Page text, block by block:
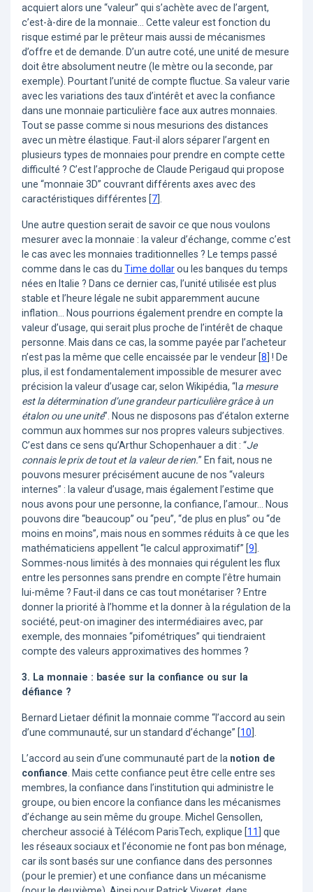
acquiert alors une “valeur” qui s’achète avec de l’argent,
c’est-à-dire de la monnaie… Cette valeur est fonction du
risque estimé par le prêteur mais aussi de mécanismes
d’offre et de demande. D’un autre coté, une unité de mesure
doit être absolument neutre (le mètre ou la seconde, par
exemple). Pourtant l’unité de compte fluctue. Sa valeur varie
avec les variations des taux d’intérêt et avec la confiance
dans une monnaie particulière face aux autres monnaies.
Tout se passe comme si nous mesurions des distances
avec un mètre élastique. Faut-il alors séparer l’argent en
plusieurs types de monnaies pour prendre en compte cette
difficulté ? C’est l’approche de Claude Perigaud qui propose
une “monnaie 3D” couvrant différents axes avec des
caractéristiques différentes [7 .
Une autre question serait de savoir ce que nous voulons
mesurer avec la monnaie : la valeur d’échange, comme c’est
le cas avec les monnaies traditionnelles ? Le temps passé
comme dans le cas du Time dollarou les banques du temps
nées en Italie ? Dans ce dernier cas, l’unité utilisée est plus
stable et l’heure légale ne subit apparemment aucune
inflation… Nous pourrions également prendre en compte la
valeur d’usage, qui serait plus proche de l’intérêt de chaque
personne. Mais dans ce cas, la somme payée par l’acheteur
n’est pas la même que celle encaissée par le vendeur [8 ! De
plus, il est fondamentalement impossible de mesurer avec
précision la valeur d’usage car, selon Wikipédia, “l a mesure
est la détermination d’une grandeur particulière grâce à un
étalon ou une unité”. Nous ne disposons pas d’étalon externe
commun aux hommes sur nos propres valeurs subjectives.
C’est dans ce sens qu’Arthur Schopenhauer a dit : “Je
connais le prix de tout et la valeur de rien.” En fait, nous ne
pouvons mesurer précisément aucune de nos “valeurs
internes” : la valeur d’usage, mais également l’estime que
nous avons pour une personne, la confiance, l’amour… Nous
pouvons dire “beaucoup” ou “peu”, “de plus en plus” ou “de
moins en moins”, mais nous en sommes réduits à ce que les
mathématiciens appellent “le calcul approximatif” [9 .
Sommes-nous limités à des monnaies qui régulent les flux
entre les personnes sans prendre en compte l’être humain
lui-même ? Faut-il dans ce cas tout monétariser ? Entre
donner la priorité à l’homme et la donner à la régulation de la
société, peut-on imaginer des intermédiaires avec, par
exemple, des monnaies “pifométriques” qui tiendraient
compte des valeurs approximatives des hommes ?
3. La monnaie : basée sur la confiance ou sur la
défiance ?
Bernard Lietaer définit la monnaie comme “l’accord au sein
d’une communauté, sur un standard d’échange” [10 .
L’accord au sein d’une communauté part de la notion de
confiance. Mais cette confiance peut être celle entre ses
membres, la confiance dans l’institution qui administre le
groupe, ou bien encore la confiance dans les mécanismes
d’échange au sein même du groupe. Michel Gensollen,
chercheur associé à Télécom ParisTech, explique [11
que
les réseaux sociaux et l’économie ne font pas bon ménage,
car ils sont basés sur une confiance dans des personnes
(pour le premier) et une confiance dans un mécanisme